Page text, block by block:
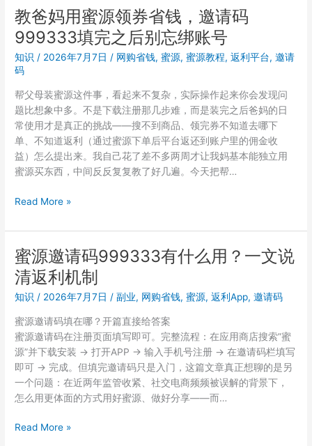
不
到
想
要
的
西？
邀
请
码
999333
用
经
享
教爸妈用蜜源领券省钱，邀请码
999333填完之后别忘绑账号
知识 / 2026年7月7日/ 网购省钱,蜜源,蜜源教程,返利平台,邀请
码
帮父母装蜜源这件事，看起来不复杂，实际操作起来你会发现问
题比想象中多。不是下载注册那几步难，而是装完之后爸妈的日
常使用才是真正的挑战——搜不到商品、领完券不知道去哪下
单、不知道返利（通过蜜源下单后平台返还到账户里的佣金收
益）怎么提出来。我自己花了差不多两周才让我妈基本能独立用
蜜源买东西，中间反反复复教了好几遍。今天把帮…
教
妈
用
蜜
源
领
省
钱，
邀
请
码
999333
完
Read More »
蜜源邀请码999333有什么用？一文说
清返利机制
知识 / 2026年7月7日/副业, 网购省钱,蜜源,返利App,邀请码
蜜源邀请码填在哪？开篇直接给答案
蜜源邀请码在注册页面填写即可。完整流程：在应用商店搜索”蜜
源”并下载安装 → 打开APP → 输入手机号注册 → 在邀请码栏填写
即可 → 完成。但填完邀请码只是入门，这篇文章真正想聊的是另
一个问题：在近两年监管收紧、社交电商频频被误解的背景下，
怎么用更体面的方式用好蜜源、做好分享——而…
蜜
Read More »